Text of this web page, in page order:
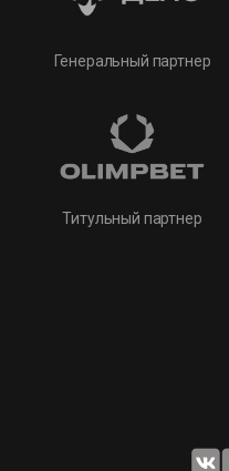
Генеральный партнер
Титульный партнер